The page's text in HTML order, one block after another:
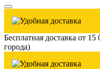
Бесплатная доставка от
города)